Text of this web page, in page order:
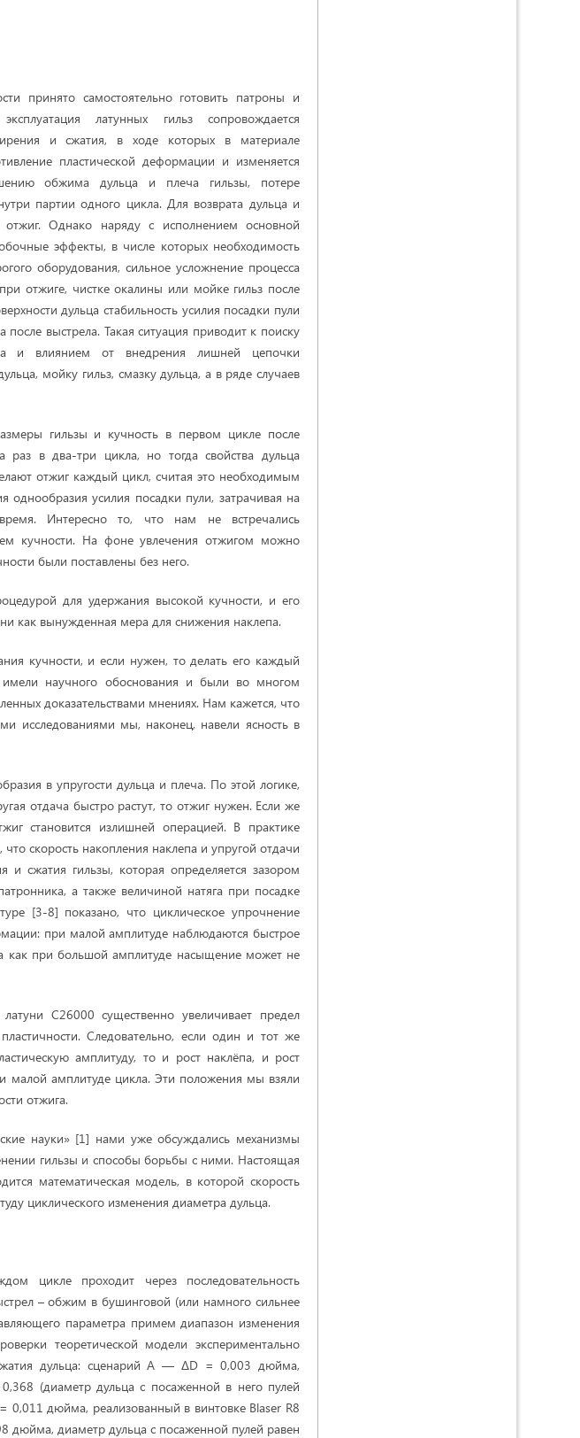
принято самостоятельно готовить патроны и
латунных гильз сопровождается
и сжатия, в ходе которых в материале
пластической деформации и изменяется
обжима дульца и плеча гильзы, потере
партии одного цикла. Для возврата дульца и
Однако наряду с исполнением основной
эффекты, в числе которых необходимость
оборудования, сильное усложнение процесса
отжиге, чистке окалины или мойке гильз после
дульца стабильность усилия посадки пули
после выстрела. Такая ситуация приводит к поиску
и влиянием от внедрения лишней цепочки
мойку гильз, смазку дульца, а в ряде случаев
гильзы и кучность в первом цикле после
в два-три цикла, но тогда свойства дульца
отжиг каждый цикл, считая это необходимым
усилия посадки пули, затрачивая на
Интересно то, что нам не встречались
кучности. На фоне увлечения отжигом можно
были поставлены без него.
для удержания высокой кучности, и его
как вынужденная мера для снижения наклепа.
кучности, и если нужен, то делать его каждый
научного обоснования и были во многом
доказательствами мнениях. Нам кажется, что
исследованиями мы, наконец, навели ясность в
в упругости дульца и плеча. По этой логике,
отдача быстро растут, то отжиг нужен. Если же
становится излишней операцией. В практике
скорость накопления наклепа и упругой отдачи
сжатия гильзы, которая определяется зазором
а также величиной натяга при посадке
[3-8] показано, что циклическое упрочнение
при малой амплитуде наблюдаются быстрое
как при большой амплитуде насыщение может не
C26000 существенно увеличивает предел
Следовательно, если один и тот же
амплитуду, то и рост наклёпа, и рост
малой амплитуде цикла. Эти положения мы взяли
отжига.
науки» [1] нами уже обсуждались механизмы
гильзы и способы борьбы с ними. Настоящая
математическая модель, в которой скорость
циклического изменения диаметра дульца.
цикле проходит через последовательность
– обжим в бушинговой (или намного сильнее
параметра примем диапазон изменения
теоретической модели экспериментально
дульца: сценарий A — ΔD = 0,003 дюйма,
(диаметр дульца с посаженной в него пулей
дюйма, реализованный в винтовке Blaser R8
дюйма, диаметр дульца с посаженной пулей равен